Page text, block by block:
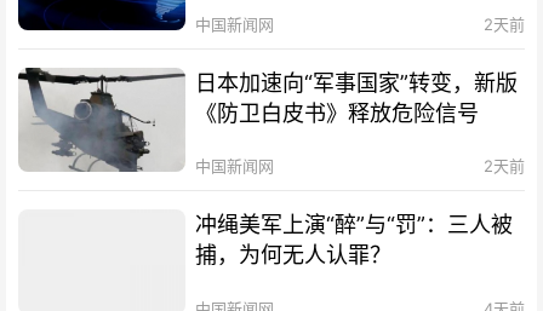
中国新闻网 2天前
日本加速向“军事国家”转变，新版
《防卫白皮书》释放危险信号
中国新闻网 2天前
冲绳美军上演“醉”与“罚”：三人被
捕，为何无人认罪？